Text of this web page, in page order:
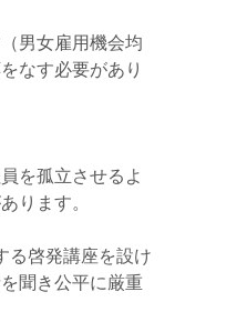
男女雇用機会均
なす必要があり
を孤立させるよ
ります。
る啓発講座を設け
聞き公平に厳重